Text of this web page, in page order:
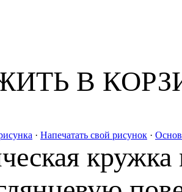
В
· Напечатать свой рисунок ·